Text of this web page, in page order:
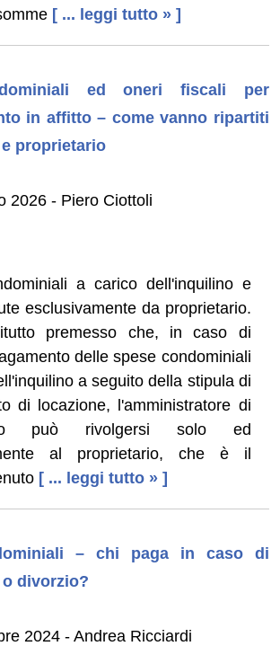
[ ... leggi tutto » ]
ed oneri fiscali per
in affitto – come vanno ripartiti
proprietario
2026 - Piero Ciottoli
a carico dell'inquilino e
esclusivamente da proprietario.
premesso che, in caso di
delle spese condominiali
a seguito della stipula di
di locazione, l'amministratore di
può rivolgersi solo ed
al proprietario, che è il
[ ... leggi tutto » ]
– chi paga in caso di
divorzio?
2024 - Andrea Ricciardi